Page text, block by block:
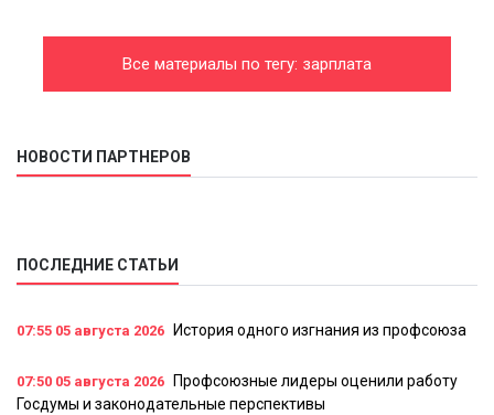
Все материалы по тегу: зарплата
НОВОСТИ ПАРТНЕРОВ
ПОСЛЕДНИЕ СТАТЬИ
07:55 05 августа 2026 История одного изгнания из профсоюза
07:50 05 августа 2026
Профсоюзные лидеры оценили работу
Госдумы и законодательные перспективы